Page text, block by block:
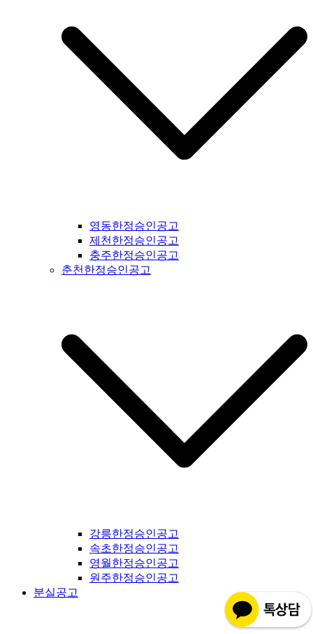
영동한정승인공고
제천한정승인공고
충주한정승인공고
춘천한정승인공고
강릉한정승인공고
속초한정승인공고
영월한정승인공고
원주한정승인공고
분실공고